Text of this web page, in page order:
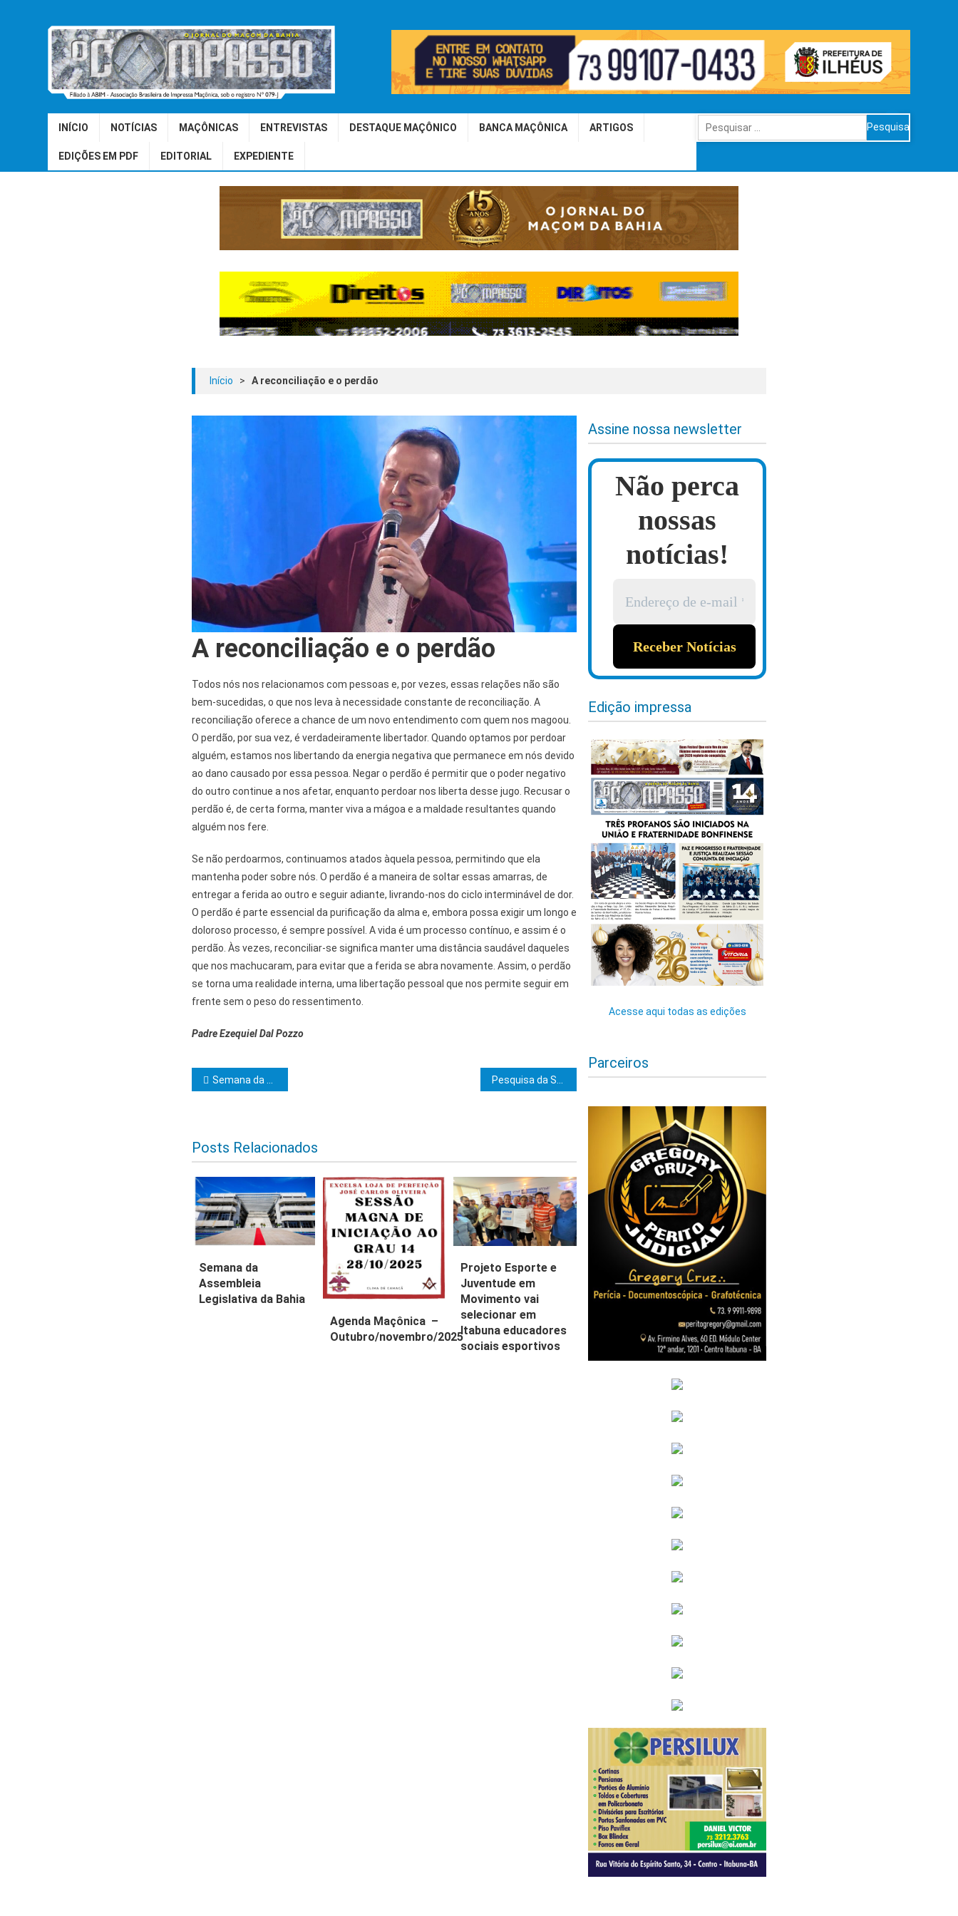
INÍCIO NOTÍCIAS MAÇÔNICAS ENTREVISTAS DESTAQUE MAÇÔNICO BANCA MAÇÔNICA ARTIGOS
EDIÇÕES EM PDF EDITORIAL EXPEDIENTE
Pesquisar
por:
Início > A reconciliação e o perdão
A reconciliação e o perdão
Todos nós nos relacionamos com pessoas e, por vezes, essas relações não são
bem-sucedidas, o que nos leva à necessidade constante de reconciliação. A
reconciliação oferece a chance de um novo entendimento com quem nos magoou.
O perdão, por sua vez, é verdadeiramente libertador. Quando optamos por perdoar
alguém, estamos nos libertando da energia negativa que permanece em nós devido
ao dano causado por essa pessoa. Negar o perdão é permitir que o poder negativo
do outro continue a nos afetar, enquanto perdoar nos liberta desse jugo. Recusar o
perdão é, de certa forma, manter viva a mágoa e a maldade resultantes quando
alguém nos fere.
Se não perdoarmos, continuamos atados àquela pessoa, permitindo que ela
mantenha poder sobre nós. O perdão é a maneira de soltar essas amarras, de
entregar a ferida ao outro e seguir adiante, livrando-nos do ciclo interminável de dor.
O perdão é parte essencial da purificação da alma e, embora possa exigir um longo e
doloroso processo, é sempre possível. A vida é um processo contínuo, e assim é o
perdão. Às vezes, reconciliar-se significa manter uma distância saudável daqueles
que nos machucaram, para evitar que a ferida se abra novamente. Assim, o perdão
se torna uma realidade interna, uma libertação pessoal que nos permite seguir em
frente sem o peso do ressentimento.
Padre Ezequiel Dal Pozzo
Navegação de Post
Semana da Assembleia Legislativa da Bahia
Posts Relacionados
Semana da
Assembleia
Legislativa da Bahia
Agenda Maçônica –
Outubro/novembro/2025
Projeto Esporte e
Juventude em
Movimento vai
selecionar em
Itabuna educadores
sociais esportivos
Assine nossa newsletter
Não perca
nossas
notícias!
Edição impressa
Acesse aqui todas as edições
Parceiros